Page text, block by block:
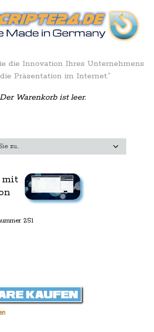
die Innovation Ihres Unternehmens
Präsentation im Internet.”
Der Warenkorb ist leer.
mit
251